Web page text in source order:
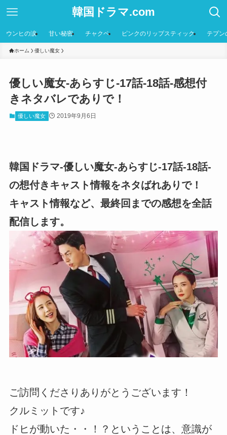
韓国ドラマ.com
ウンヒの涙 甘い秘密 チャクペ ピンクのリップスティック テプン
ホーム 優しい魔女
優しい魔女-あらすじ-17話-18話-感想付
きネタバレでありで！
優しい魔女 2019年9月6日
韓国ドラマ-優しい魔女-あらすじ-17話-18話-
の想付きキャスト情報をネタばれありで！
キャスト情報など、最終回までの感想を全話
配信します。
ご訪問くださりありがとうございます！
クルミットです♪
ドヒが動いた・・！？ということは、意識が